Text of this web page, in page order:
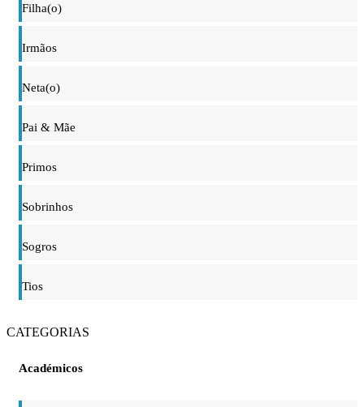
Filha(o)
Irmãos
Neta(o)
Pai & Mãe
Primos
Sobrinhos
Sogros
Tios
CATEGORIAS
Académicos